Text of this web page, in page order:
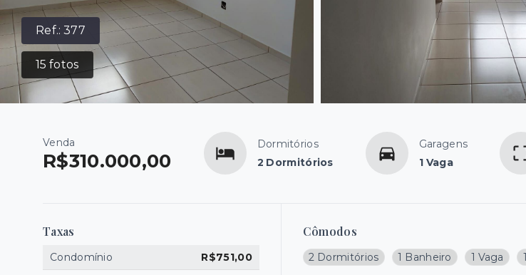
Ref.:377
15 fotos
Venda
R$310.000,00
Dormitórios
2 Dormitórios
Garagens
1 Vaga
Cômodos
2 Dormitórios 1 Banheiro 1 Vaga
Taxas
Condomínio
R$751,00